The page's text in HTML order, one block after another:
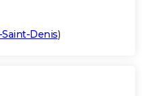
Denis)